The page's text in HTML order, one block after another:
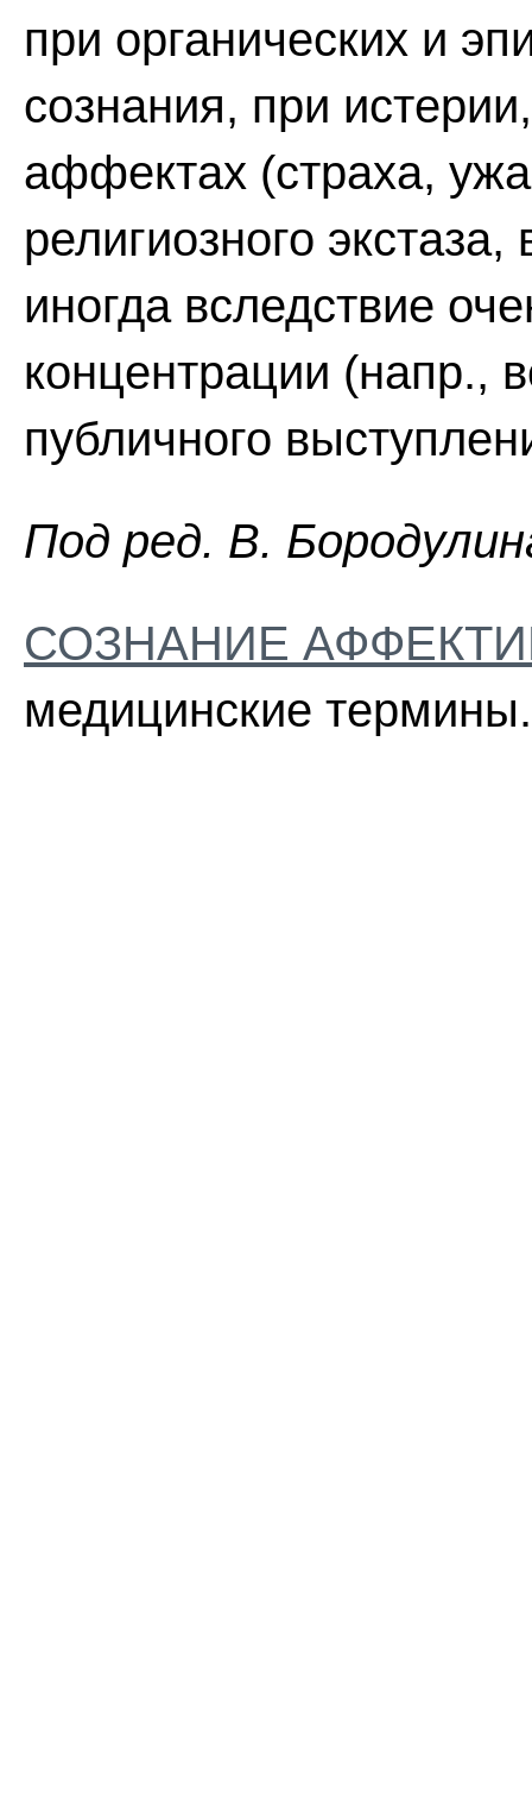
при органических и
сознания, при
аффектах (страха,
религиозного
иногда вследствие
концентрации (напр.,
публичного
Пoд peд. B.
СОЗНАНИЕ
медицинские